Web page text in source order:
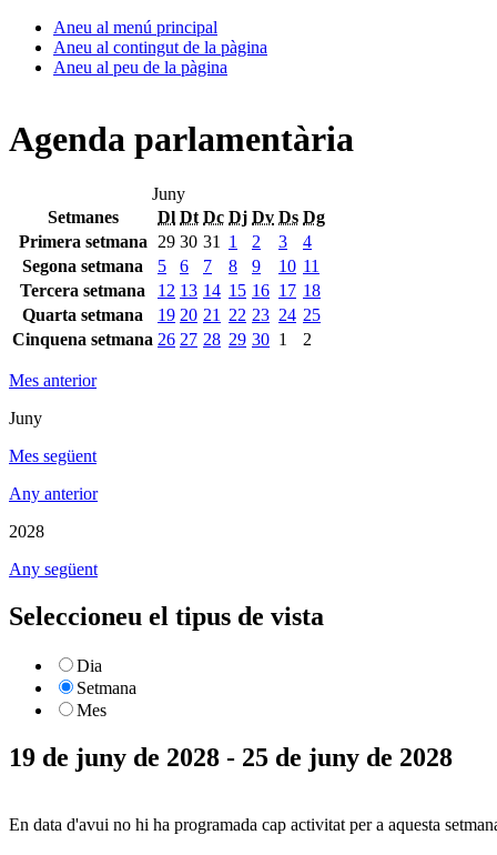
Aneu al menú principal
Aneu al contingut de la pàgina
Aneu al peu de la pàgina
Agenda parlamentària
Juny
Setmanes
Dl Dt Dc Dj Dv Ds Dg
Primera setmana
29 30 31 1 2 3
4
Segona setmana
5 6 7 8 9 10 11
Tercera setmana
12 13 14 15 16 17 18
Quarta setmana
19 20 21 22 23 24 25
Cinquena setmana 26 27 28 29 30 1 2
Mes anterior
Juny
Mes següent
Any anterior
2028
Any següent
Seleccioneu el tipus de vista
Dia
Setmana
Mes
19 de juny de 2028 - 25 de juny de 2028
En data d'avui no hi ha programada cap activitat per a aquesta